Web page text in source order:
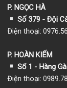
P. NGỌC HÀ
Số 379 - Đội
Điện thoại:
P. HOÀN KIẾM
Số 1 - Hàng
Điện thoại: